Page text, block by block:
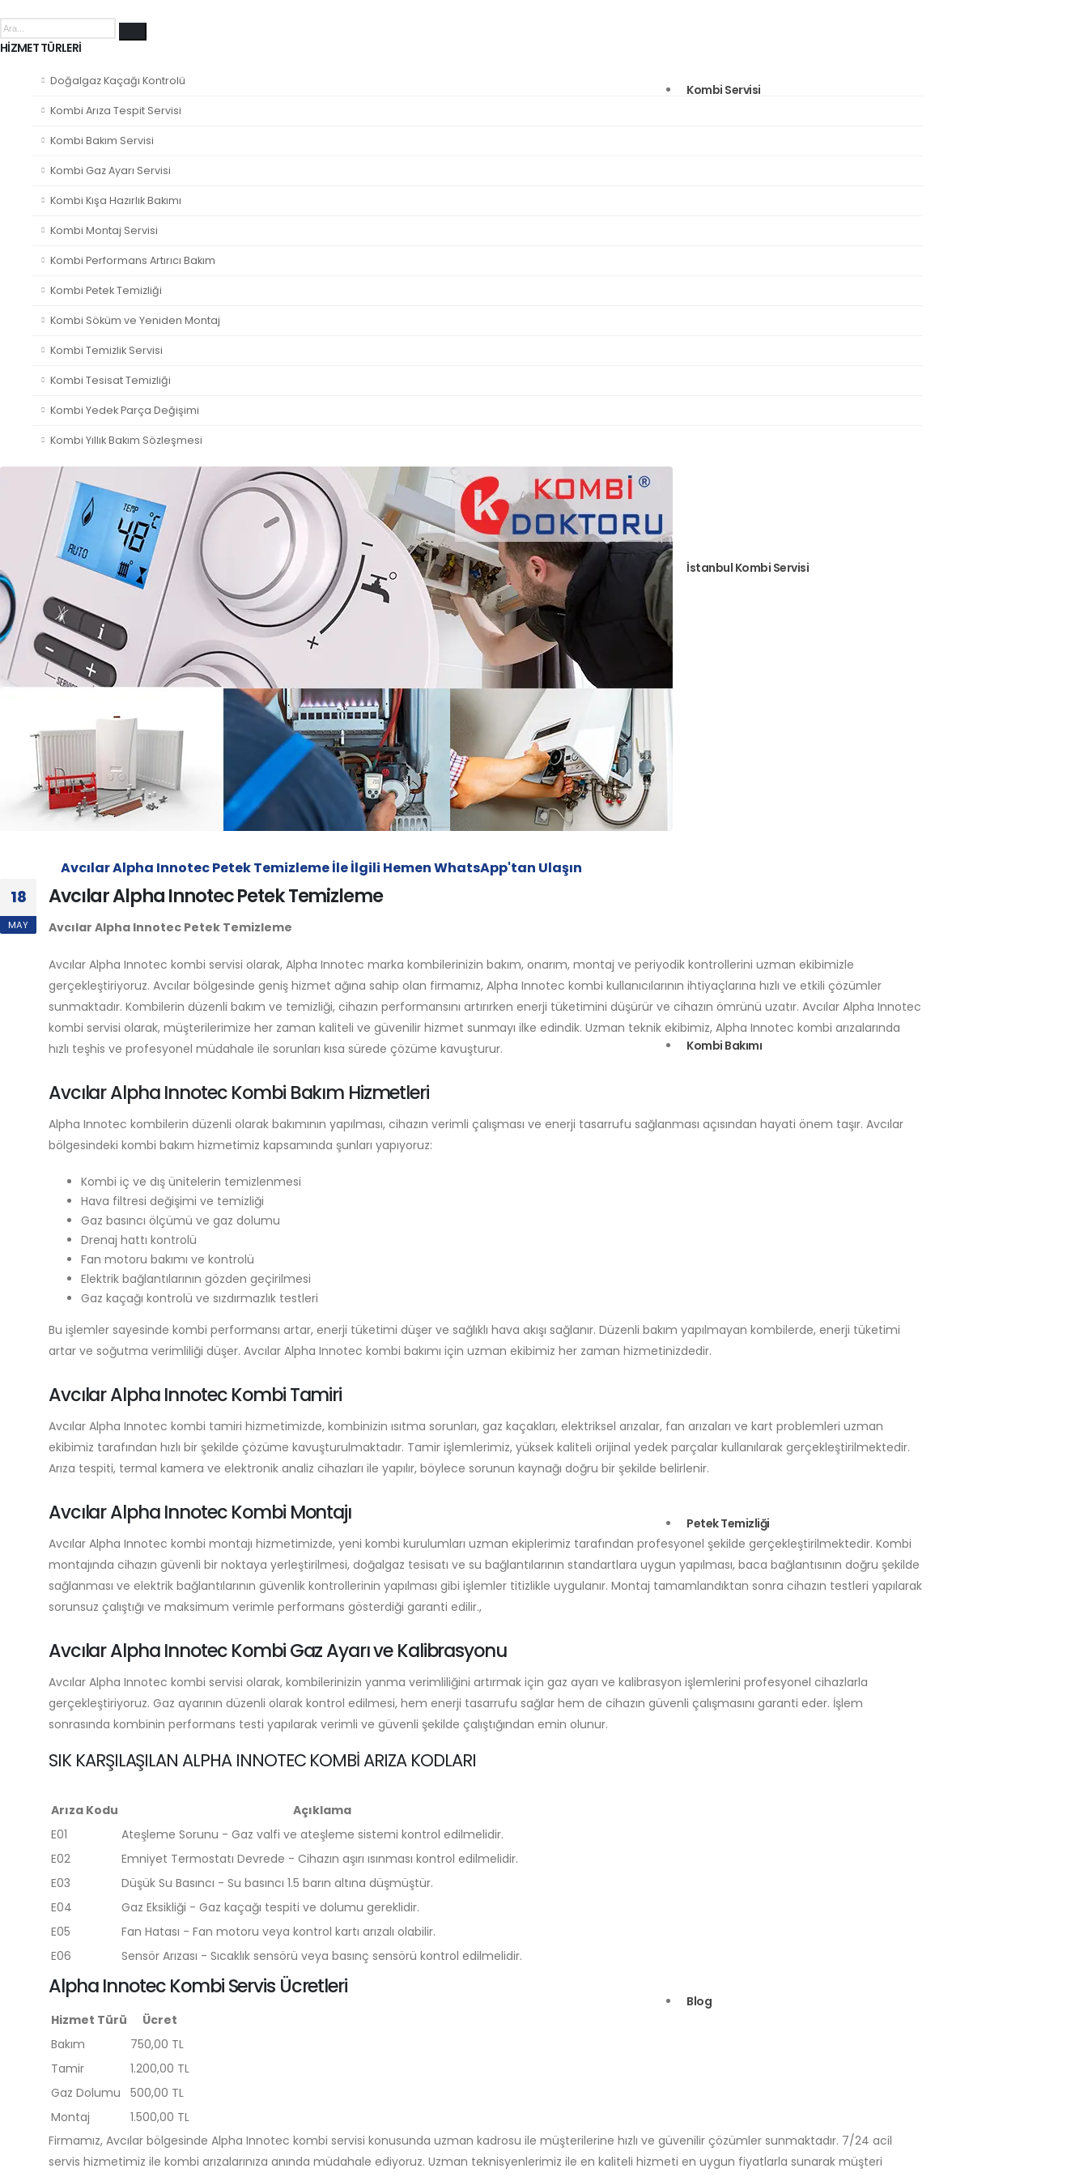
Kombi Servisi
İstanbul Kombi Servisi
Kombi Bakımı
Petek Temizliği
Blog
HIZMET TÜRLERI
Doğalgaz Kaçağı Kontrolü
Kombi Arıza Tespit Servisi
Kombi Bakım Servisi
Kombi Gaz Ayarı Servisi
Kombi Kışa Hazırlık Bakımı
Kombi Montaj Servisi
Kombi Performans Artırıcı Bakım
Kombi Petek Temizliği
Kombi Söküm ve Yeniden Montaj
Kombi Temizlik Servisi
Kombi Tesisat Temizliği
Kombi Yedek Parça Değişimi
Kombi Yıllık Bakım Sözleşmesi
Avcılar Alpha Innotec Petek Temizleme İle İlgili Hemen WhatsApp'tan Ulaşın
18
MAY
Avcılar Alpha Innotec Petek Temizleme
Avcılar Alpha Innotec Petek Temizleme
Avcılar Alpha Innotec kombi servisi olarak, Alpha Innotec marka kombilerinizin bakım, onarım, montaj ve periyodik kontrollerini uzman ekibimizle
gerçekleştiriyoruz. Avcılar bölgesinde geniş hizmet ağına sahip olan firmamız, Alpha Innotec kombi kullanıcılarının ihtiyaçlarına hızlı ve etkili çözümler
sunmaktadır. Kombilerin düzenli bakım ve temizliği, cihazın performansını artırırken enerji tüketimini düşürür ve cihazın ömrünü uzatır. Avcılar Alpha Innotec
kombi servisi olarak, müşterilerimize her zaman kaliteli ve güvenilir hizmet sunmayı ilke edindik. Uzman teknik ekibimiz, Alpha Innotec kombi arızalarında
hızlı teşhis ve profesyonel müdahale ile sorunları kısa sürede çözüme kavuşturur.
Avcılar Alpha Innotec Kombi Bakım Hizmetleri
Alpha Innotec kombilerin düzenli olarak bakımının yapılması, cihazın verimli çalışması ve enerji tasarrufu sağlanması açısından hayati önem taşır. Avcılar
bölgesindeki kombi bakım hizmetimiz kapsamında şunları yapıyoruz:
Kombi iç ve dış ünitelerin temizlenmesi
Hava filtresi değişimi ve temizliği
Gaz basıncı ölçümü ve gaz dolumu
Drenaj hattı kontrolü
Fan motoru bakımı ve kontrolü
Elektrik bağlantılarının gözden geçirilmesi
Gaz kaçağı kontrolü ve sızdırmazlık testleri
Bu işlemler sayesinde kombi performansı artar, enerji tüketimi düşer ve sağlıklı hava akışı sağlanır. Düzenli bakım yapılmayan kombilerde, enerji tüketimi
artar ve soğutma verimliliği düşer. Avcılar Alpha Innotec kombi bakımı için uzman ekibimiz her zaman hizmetinizdedir.
Avcılar Alpha Innotec Kombi Tamiri
Avcılar Alpha Innotec kombi tamiri hizmetimizde, kombinizin ısıtma sorunları, gaz kaçakları, elektriksel arızalar, fan arızaları ve kart problemleri uzman
ekibimiz tarafından hızlı bir şekilde çözüme kavuşturulmaktadır. Tamir işlemlerimiz, yüksek kaliteli orijinal yedek parçalar kullanılarak gerçekleştirilmektedir.
Arıza tespiti, termal kamera ve elektronik analiz cihazları ile yapılır, böylece sorunun kaynağı doğru bir şekilde belirlenir.
Avcılar Alpha Innotec Kombi Montajı
Avcılar Alpha Innotec kombi montajı hizmetimizde, yeni kombi kurulumları uzman ekiplerimiz tarafından profesyonel şekilde gerçekleştirilmektedir. Kombi
montajında cihazın güvenli bir noktaya yerleştirilmesi, doğalgaz tesisatı ve su bağlantılarının standartlara uygun yapılması, baca bağlantısının doğru şekilde
sağlanması ve elektrik bağlantılarının güvenlik kontrollerinin yapılması gibi işlemler titizlikle uygulanır. Montaj tamamlandıktan sonra cihazın testleri yapılarak
sorunsuz çalıştığı ve maksimum verimle performans gösterdiği garanti edilir.,
Avcılar Alpha Innotec Kombi Gaz Ayarı ve Kalibrasyonu
Avcılar Alpha Innotec kombi servisi olarak, kombilerinizin yanma verimliliğini artırmak için gaz ayarı ve kalibrasyon işlemlerini profesyonel cihazlarla
gerçekleştiriyoruz. Gaz ayarının düzenli olarak kontrol edilmesi, hem enerji tasarrufu sağlar hem de cihazın güvenli çalışmasını garanti eder. İşlem
sonrasında kombinin performans testi yapılarak verimli ve güvenli şekilde çalıştığından emin olunur.
SIK KARŞILAŞILAN ALPHA INNOTEC KOMBI ARIZA KODLARI
Arıza Kodu
Açıklama
E01
Ateşleme Sorunu - Gaz valfi ve ateşleme sistemi kontrol edilmelidir.
E02
Emniyet Termostatı Devrede - Cihazın aşırı ısınması kontrol edilmelidir.
E03
Düşük Su Basıncı - Su basıncı 1.5 barın altına düşmüştür.
E04
Gaz Eksikliği - Gaz kaçağı tespiti ve dolumu gereklidir.
E05
Fan Hatası - Fan motoru veya kontrol kartı arızalı olabilir.
E06
Sensör Arızası - Sıcaklık sensörü veya basınç sensörü kontrol edilmelidir.
Alpha Innotec Kombi Servis Ücretleri
Hizmet Türü
Ücret
Bakım
750,00 TL
Tamir
1.200,00 TL
Gaz Dolumu
500,00 TL
Montaj
1.500,00 TL
Firmamız, Avcılar bölgesinde Alpha Innotec kombi servisi konusunda uzman kadrosu ile müşterilerine hızlı ve güvenilir çözümler sunmaktadır. 7/24 acil
servis hizmetimiz ile kombi arızalarınıza anında müdahale ediyoruz. Uzman teknisyenlerimiz ile en kaliteli hizmeti en uygun fiyatlarla sunarak müşteri